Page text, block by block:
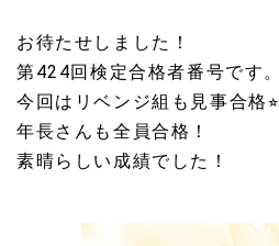
お待たせしました！
第424回検定合格者番号です。
今回はリベンジ組も見事合格⭐︎
年長さんも全員合格！
素晴らしい成績でした！